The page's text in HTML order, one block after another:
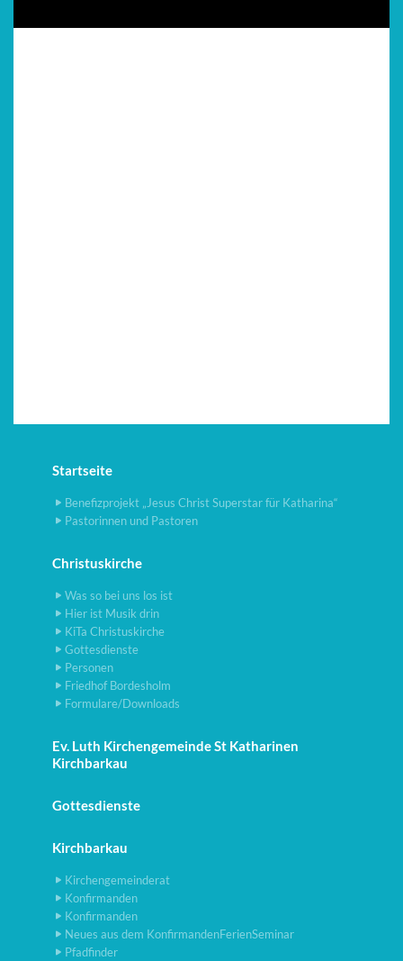
Startseite
Benefizprojekt „Jesus Christ Superstar für Katharina“
Pastorinnen und Pastoren
Christuskirche
Was so bei uns los ist
Hier ist Musik drin
KiTa Christuskirche
Gottesdienste
Personen
Friedhof Bordesholm
Formulare/Downloads
Ev. Luth Kirchengemeinde St Katharinen
Kirchbarkau
Gottesdienste
Kirchbarkau
Kirchengemeinderat
Konfirmanden
Konfirmanden
Neues aus dem KonfirmandenFerienSeminar
Pfadfinder